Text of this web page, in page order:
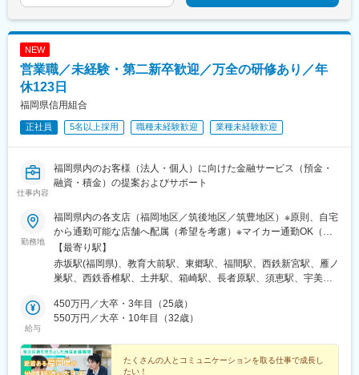
駅、三宮・花時計前駅、板宿駅、新井口駅、香椎宮前駅、城下駅
(岡山県)、広電本社前駅、第一通り駅
新田駅(京都府)、宮之阪駅、高槻市駅、大小路駅、高見ノ里駅、な
かもず駅、神戸三宮駅(阪急・神戸高速)、さくら夙川駅、京口駅、
デンテツターミナルビル前駅、矢賀駅、楽々園駅、西原駅(広島
梅田駅(阪神線)、なんば駅(地下鉄)、仙台駅(地下鉄)、三越前駅、
都電雑司ケ谷駅、銀座一丁目駅、奥沢駅、高津駅(神奈川県)、向河
原駅、東白楽駅、新高島駅、栄町駅(千葉県)、京成津田沼駅、草薙
駅(東海道本線)、信濃吉田駅、鳥羽街道駅、伊勢田駅、花田口駅、
白鷺駅、神戸三宮駅(阪神)、堀詰駅、浦上駅、新宿駅、大阪難波駅
分駅、牧駅(大分県)、加納駅(宮崎県)、上伊集院駅、工学部前駅、
宇宿駅、奥武山公園駅、大崎広小路駅、高松駅(香川県)、札幌駅、
中央区役所前駅、仙台駅、陸前高砂駅、市役所前駅(千葉県)、京成
駅、国立競技場駅、新日本橋駅、参宮橋駅、乃木坂駅、後楽園
駅(愛知県)、高岳駅、丸の内駅(愛知県)、名古屋駅、北安城駅、四
条駅(京都市営)、十条駅(京都府・近鉄線)、高槻市駅、谷町四丁目
阪梅田駅(阪急線)、東淀川駅、なにわ橋駅、西宮駅、山陽姫路駅、
ハーバーランド駅、出屋敷駅、旧居留地・大丸前駅、松塚駅、県
庁前駅(広島県)、御幸橋駅、祇園駅(福岡県)、呉服町駅(福岡県)、
西鉄千早駅、西鉄福岡駅、天拝山駅、唐湊駅、脇田駅、壺川駅、
大阪梅田駅(阪神線)、片原町駅(香川県)、西８丁目駅、あおば通
駅、四谷三丁目駅、岩本町駅、馬喰町駅、日本橋駅(東京都)、銀座
一丁目駅、上北沢駅、永田町駅、竹芝駅、京急蒲田駅、千種駅、
駅、阪神国道駅、高速神戸駅、県庁前駅(兵庫県)、立町駅、日赤病
院前駅、花園駅(香川県)、櫛田神社前駅、香椎宮前駅、天神駅、純
NEW
営業職／未経験・第二新卒歓迎／万全の研修あり／年
休123日
福岡県信用組合
正社員 5名以上採用 職種未経験歓迎 業種未経験歓迎
仕事内容
福岡県内のお客様（法人・個人）に向けた金融サービス（預金・
融資・積金）の提案およびサポート
勤務地
福岡県内の各支店（福岡地区／筑後地区／筑豊地区）※原則、自宅
から通勤可能な店舗へ配属（希望を考慮）※マイカー通勤OK（規
定あり）※U・Iターン歓迎《福岡地区》福岡市（東区／中央区／博
多区／南区／西区）、宗像市、福津市、新宮町、粕屋町、志免
町、宇美町、糸島市、筑紫野市《筑後地区》小郡市、大刀洗町、
塚市、嘉麻市★本部／福岡県福岡市中央区赤坂1-10-17
【最寄り駅】
赤坂駅(福岡県)、教育大前駅、東郷駅、福間駅、西鉄新宮駅、雁ノ
巣駅、西鉄香椎駅、土井駅、箱崎駅、長者原駅、須恵駅、宇美
駅、筑前前原駅、加布里駅、桜並木駅、二日市駅、筑後吉井駅、
西鉄小郡駅、西太刀洗駅、田主丸駅、善導寺駅、櫛原駅、荒木
飯塚駅、桂川駅(福岡県)、西鉄福岡駅、香椎駅、箱崎宮前駅、原町
駅、東比恵駅、雑餉隈駅、紫駅、小郡駅(福岡県)、今隈駅、犬塚
給与
450万円／大卒・3年目（25歳）
550万円／大卒・10年目（32歳）
たくさんの人とコミュニケーションを取る仕事で成長し
たい！